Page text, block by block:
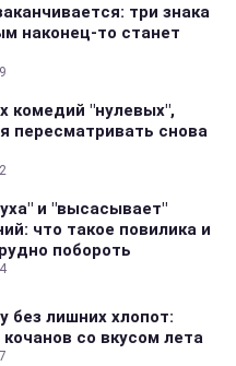
три знака
наконец-то станет
комедий "нулевых",
пересматривать снова
и "высасывает"
что такое повилика и
побороть
без лишних хлопот:
со вкусом лета